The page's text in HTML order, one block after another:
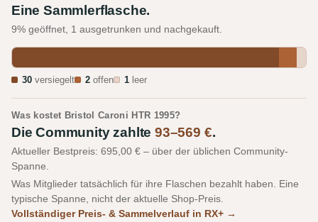
Eine Sammlerflasche.
9% geöffnet, 1 ausgetrunken und nachgekauft.
30 versiegelt 2 offen 1 leer
Was kostet Bristol Caroni HTR 1995?
Die Community zahlte93–569 €.
Aktueller Bestpreis: 695,00 € – über der üblichen Community-
Spanne.
Was Mitglieder tatsächlich für ihre Flaschen bezahlt haben. Eine
typische Spanne, nicht der aktuelle Shop-Preis.
Vollständiger Preis- & Sammelverlauf in RX+ →